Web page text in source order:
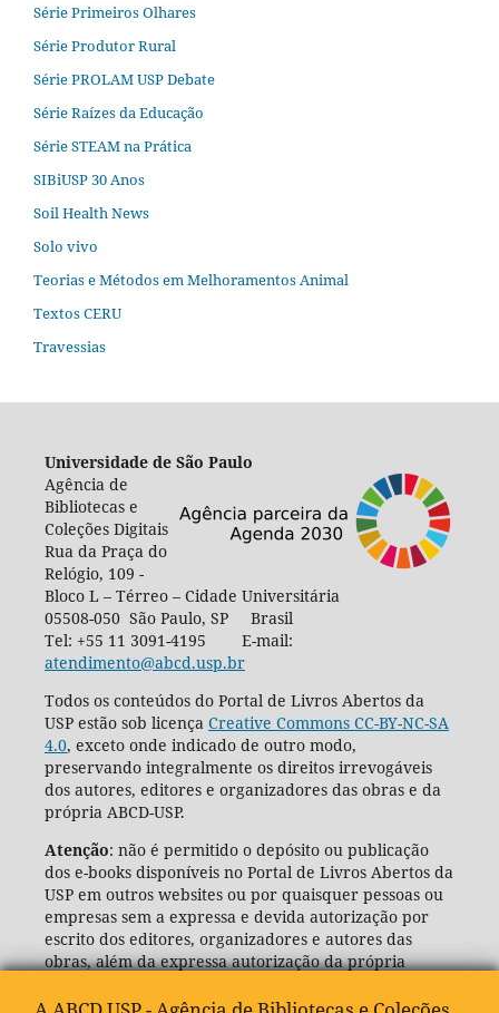
Série Primeiros Olhares
Série Produtor Rural
Série PROLAM USP Debate
Série Raízes da Educação
Série STEAM na Prática
SIBiUSP 30 Anos
Soil Health News
Solo vivo
Teorias e Métodos em Melhoramentos Animal
Textos CERU
Travessias
Universidade de São Paulo
Agência de
Bibliotecas e
Coleções Digitais
Rua da Praça do
Relógio, 109 -
Bloco L – Térreo – Cidade Universitária
05508-050 São Paulo, SP Brasil
Tel: +55 11 3091-4195 E-mail:
atendimento@abcd.usp.br
Todos os conteúdos do Portal de Livros Abertos da
USP estão sob licença Creative Commons CC-BY-NC-SA
4.0, exceto onde indicado de outro modo,
preservando integralmente os direitos irrevogáveis
dos autores, editores e organizadores das obras e da
própria ABCD-USP.
Atenção: não é permitido o depósito ou publicação
dos e-books disponíveis no Portal de Livros Abertos da
USP em outros websites ou por quaisquer pessoas ou
empresas sem a expressa e devida autorização por
escrito dos editores, organizadores e autores das
obras, além da expressa autorização da própria
(ABCD-USP).